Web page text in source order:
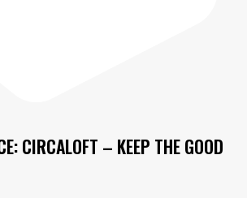
CIRCALOFT – KEEP THE GOOD